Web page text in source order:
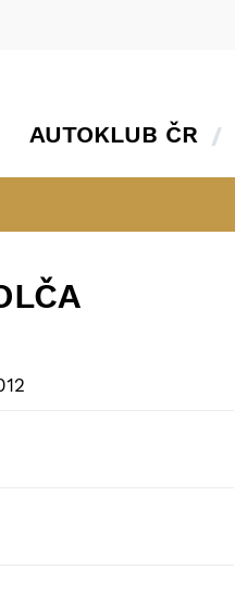
AUTOKLUB ČR